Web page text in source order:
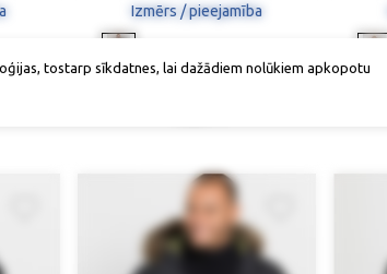
Izmērs / pieejamība
tostarp sīkdatnes, lai dažādiem nolūkiem apkopotu